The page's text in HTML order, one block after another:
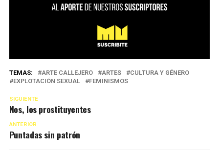
TEMAS: ARTE CALLEJERO ARTES
CULTURA Y GÉNERO
EXPLOTACIÓN SEXUAL
FEMINISMOS
SIGUIENTE
Nos, los prostituyentes
ANTERIOR
Puntadas sin patrón